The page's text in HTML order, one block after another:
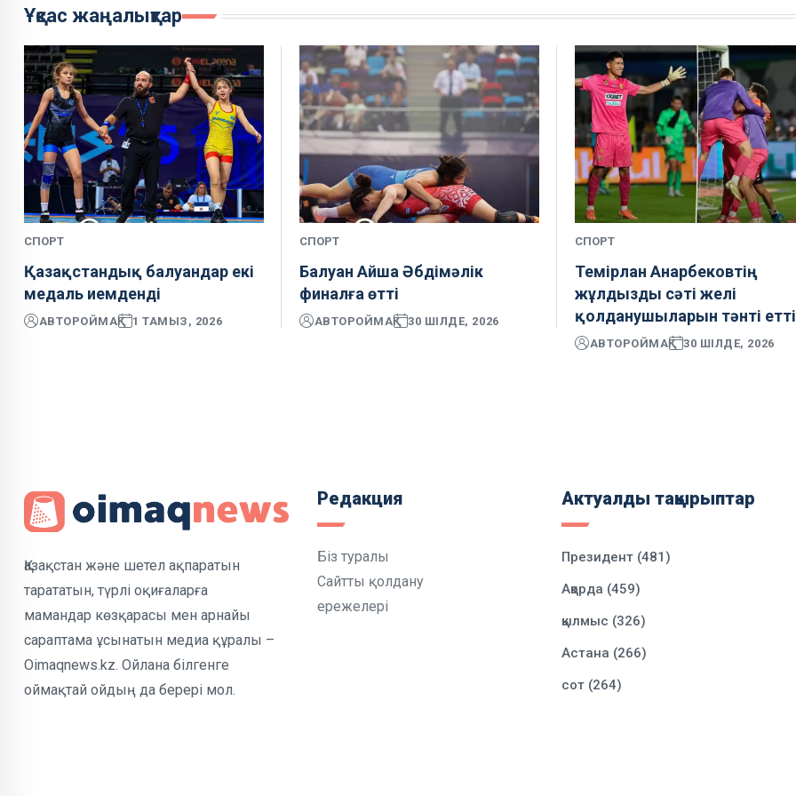
Ұқсас жаңалықтар
СПОРТ
Қазақстандық балуандар екі
медаль иемденді
АВТОРОЙМАҚ 1 ТАМЫЗ, 2026
СПОРТ
Балуан Айша Әбдімәлік
финалға өтті
АВТОРОЙМАҚ 30 ШІЛДЕ, 2026
СПОРТ
Темірлан Анарбековтің
жұлдызды сәті желі
қолданушыларын тәнті етті
АВТОРОЙМАҚ 30 ШІЛДЕ, 2026
Қазақстан және шетел ақпаратын
тарататын, түрлі оқиғаларға
мамандар көзқарасы мен арнайы
сараптама ұсынатын медиа құралы –
Oimaqnews.kz. Ойлана білгенге
оймақтай ойдың да берері мол.
Редакция
Біз туралы
Сайтты қолдану
ережелері
Актуалды тақырыптар
Президент (481)
Ақорда (459)
қылмыс (326)
Астана (266)
сот (264)